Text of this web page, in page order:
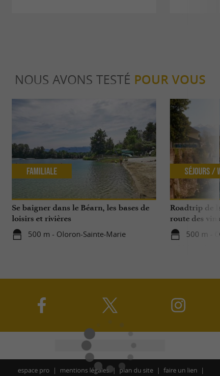
NOUS AVONS TESTÉ POUR VOUS
Se baigner dans le Béarn, les bases de
loisirs et rivières
500 m - Oloron-Sainte-Marie
Familiale
Roadtrip de
route des
500 m -
Séjours /
espace pro mentions légales plan du site faire un lien